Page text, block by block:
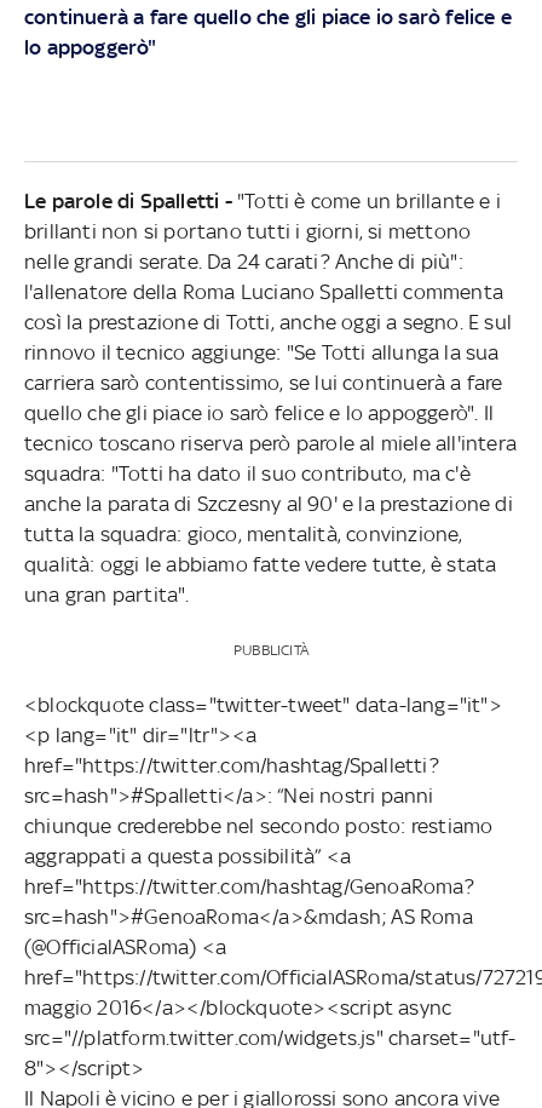
continuerà a fare quello che gli piace io sarò felice e
lo appoggerò"
Le parole di Spalletti -"Totti è come un brillante e i
brillanti non si portano tutti i giorni, si mettono
nelle grandi serate. Da 24 carati? Anche di più":
l'allenatore della Roma Luciano Spalletti commenta
così la prestazione di Totti, anche oggi a segno. E sul
rinnovo il tecnico aggiunge: "Se Totti allunga la sua
carriera sarò contentissimo, se lui continuerà a fare
quello che gli piace io sarò felice e lo appoggerò". Il
tecnico toscano riserva però parole al miele all'intera
squadra: "Totti ha dato il suo contributo, ma c'è
anche la parata di Szczesny al 90' e la prestazione di
tutta la squadra: gioco, mentalità, convinzione,
qualità: oggi le abbiamo fatte vedere tutte, è stata
una gran partita".
PUBBLICITÀ
<blockquote class="twitter-tweet" data-lang="it">
<p lang="it" dir="ltr"><a
href="https://twitter.com/hashtag/Spalletti?
src=hash">#Spalletti</a>: “Nei nostri panni
chiunque crederebbe nel secondo posto: restiamo
aggrappati a questa possibilità” <a
href="https://twitter.com/hashtag/GenoaRoma?
src=hash">#GenoaRoma</a>&mdash; AS Roma
(@OfficialASRoma) <a
href="https://twitter.com/OfficialASRoma/status/
maggio 2016</a></blockquote><script async
src="//platform.twitter.com/widgets.js" charset="utf-
8"></script>
Il Napoli è vicino e per i giallorossi sono ancora vive